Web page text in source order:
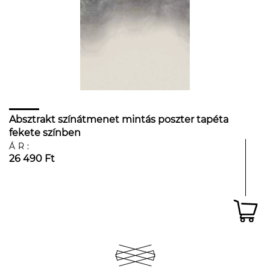
Absztrakt színátmenet mintás poszter tapéta
fekete színben
ÁR:
26 490 Ft